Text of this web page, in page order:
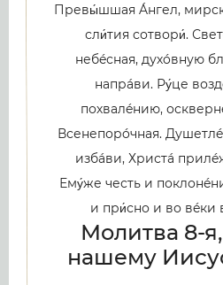
Превы́шшая Áнгел,
сли́тия сотвори́.
небéсная, духóвную
напрáви. Ру́це
похвалéнию,
Всенепорóчная.
избáви, Христá
Ему́же честь и
и при́сно и во вéки
Молитва 8-
нашему